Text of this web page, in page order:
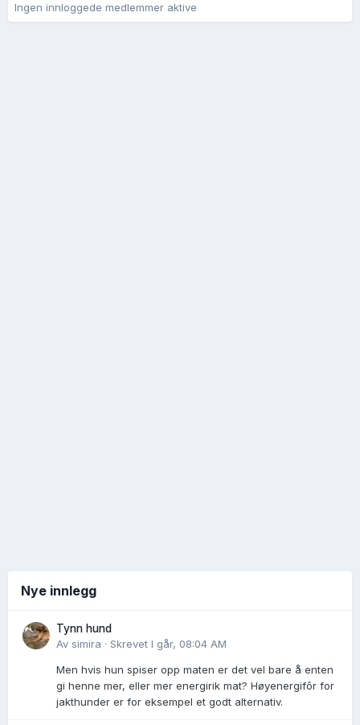
Ingen innloggede medlemmer aktive
Nye innlegg
Tynn hund
Av simira · Skrevet I går, 08:04 AM
Men hvis hun spiser opp maten er det vel bare å enten
gi henne mer, eller mer energirik mat? Høyenergifôr for
jakthunder er for eksempel et godt alternativ.